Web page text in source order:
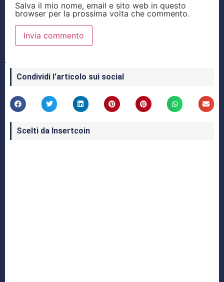
Salva il mio nome, email e sito web in questo
browser per la prossima volta che commento.
Condividi l'articolo sui social
Scelti da Insertcoin